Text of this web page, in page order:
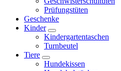
Prüfungstüten
Geschenke
Kinder
Kindergartentaschen
Turnbeutel
Tiere
Hundekissen